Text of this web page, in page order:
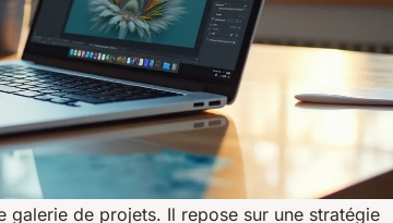
de projets. Il repose sur une stratégie